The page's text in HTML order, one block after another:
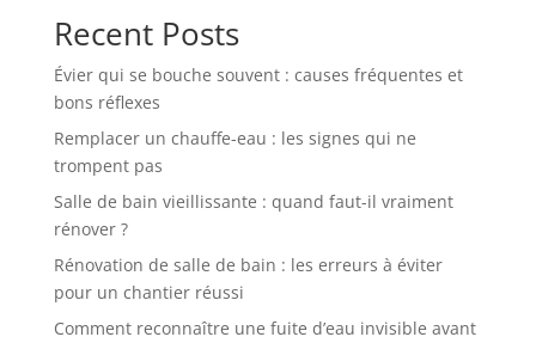
Recent Posts
Évier qui se bouche souvent : causes fréquentes et
bons réflexes
Remplacer un chauffe-eau : les signes qui ne
trompent pas
Salle de bain vieillissante : quand faut-il vraiment
rénover ?
Rénovation de salle de bain : les erreurs à éviter
pour un chantier réussi
Comment reconnaître une fuite d’eau invisible avant